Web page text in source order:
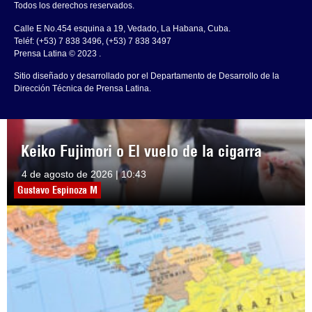
Keiko Fujimori o El vuelo de la cigarra
4 de agosto de 2026 | 10:43
Gustavo Espinoza M
Todos los derechos reservados.
Calle E No.454 esquina a 19, Vedado, La Habana, Cuba.
Teléf: (+53) 7 838 3496, (+53) 7 838 3497
Prensa Latina © 2023 .
Sitio diseñado y desarrollado por el Departamento de Desarrollo de la
Dirección Técnica de Prensa Latina.